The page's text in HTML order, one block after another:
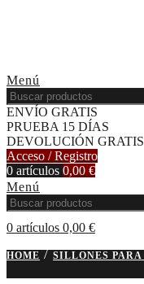
Menú
ENVÍO GRATIS
PRUEBA 15 DÍAS
DEVOLUCIÓN GRATIS
Acceso / Registro
0 artículos 0,00 €
Menú
0 artículos 0,00 €
HOME/SILLONES PARA